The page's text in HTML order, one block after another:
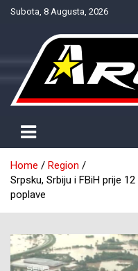
SkipSubota, 8 Augusta, 2026
NTV Arena
Home
Region
Srpsku, Srbiju i FBiH prije
poplave